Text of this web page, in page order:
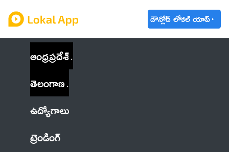
డౌన్లోడ్ లోకల్ యాప్
ఆంధ్రప్రదేశ్
తెలంగాణ
ఉద్యోగాలు
ట్రెండింగ్